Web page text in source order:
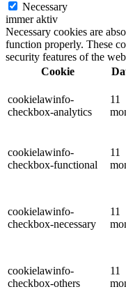
Necessary
immer aktiv
Necessary cookies are
function properly. These
security features of the
Cookie
cookielawinfo-
checkbox-analytics
11
cookielawinfo-
checkbox-functional
11
cookielawinfo-
checkbox-necessary
11
cookielawinfo-
checkbox-others
11